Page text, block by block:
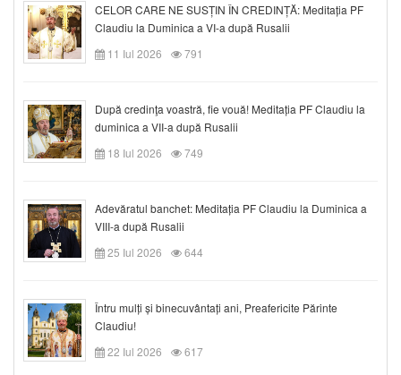
CELOR CARE NE SUSȚIN ÎN CREDINȚĂ: Meditația PF
Claudiu la Duminica a VI-a după Rusalii
11 Iul 2026
791
După credinţa voastră, fie vouă! Meditația PF Claudiu la
duminica a VII-a după Rusalii
18 Iul 2026
749
Adevăratul banchet: Meditația PF Claudiu la Duminica a
VIII-a după Rusalii
25 Iul 2026
644
Întru mulți și binecuvântați ani, Preafericite Părinte
Claudiu!
22 Iul 2026
617